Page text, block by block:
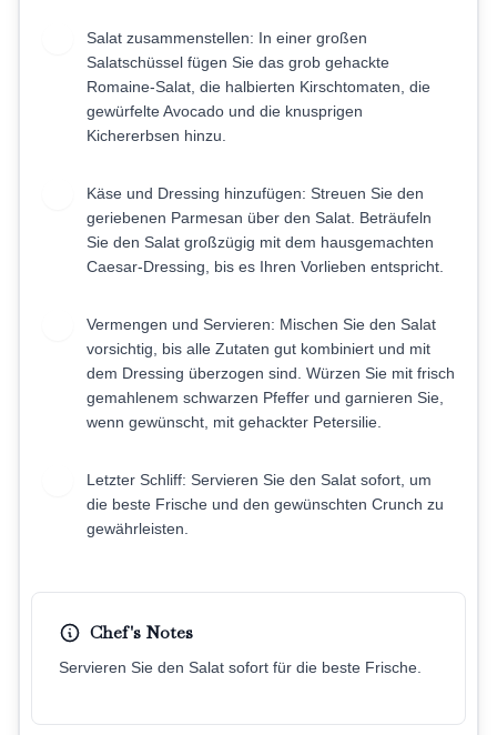
Salat zusammenstellen: In einer großen
Salatschüssel fügen Sie das grob gehackte
Romaine-Salat, die halbierten Kirschtomaten, die
gewürfelte Avocado und die knusprigen
Kichererbsen hinzu.
Käse und Dressing hinzufügen: Streuen Sie den
geriebenen Parmesan über den Salat. Beträufeln
Sie den Salat großzügig mit dem hausgemachten
Caesar-Dressing, bis es Ihren Vorlieben entspricht.
Vermengen und Servieren: Mischen Sie den Salat
vorsichtig, bis alle Zutaten gut kombiniert und mit
dem Dressing überzogen sind. Würzen Sie mit frisch
gemahlenem schwarzen Pfeffer und garnieren Sie,
wenn gewünscht, mit gehackter Petersilie.
Letzter Schliff: Servieren Sie den Salat sofort, um
die beste Frische und den gewünschten Crunch zu
gewährleisten.
Chef's Notes
Servieren Sie den Salat sofort für die beste Frische.